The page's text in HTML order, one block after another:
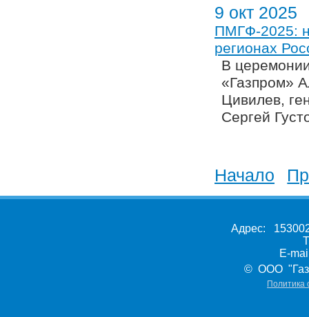
9 окт 2025
ПМГФ-2025:
регионах
В
«Газпром»
Цивилев,
Сергей
Начало
Адрес:
E-
© ООО
Политика